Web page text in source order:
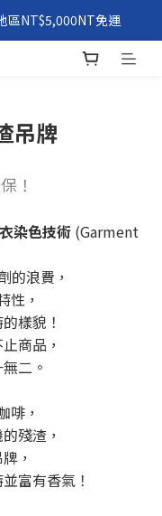
風玻璃PVB皮革
區NT$5,000NT免運
風玻璃PVB皮革
吊牌
！
染色技術 (Garment
的浪費，
性，
樣貌！
商品，
二。
啡，
殘渣，
，
富有香氣！